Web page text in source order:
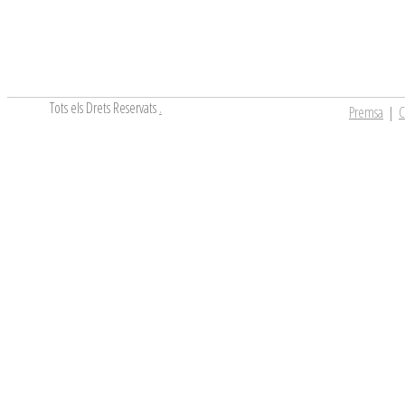
Tots els Drets Reservats. Premsa |